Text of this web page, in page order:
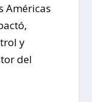
Américas
y
del